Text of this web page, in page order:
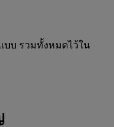
แบบ รวมทั้งหมดไว้ใน